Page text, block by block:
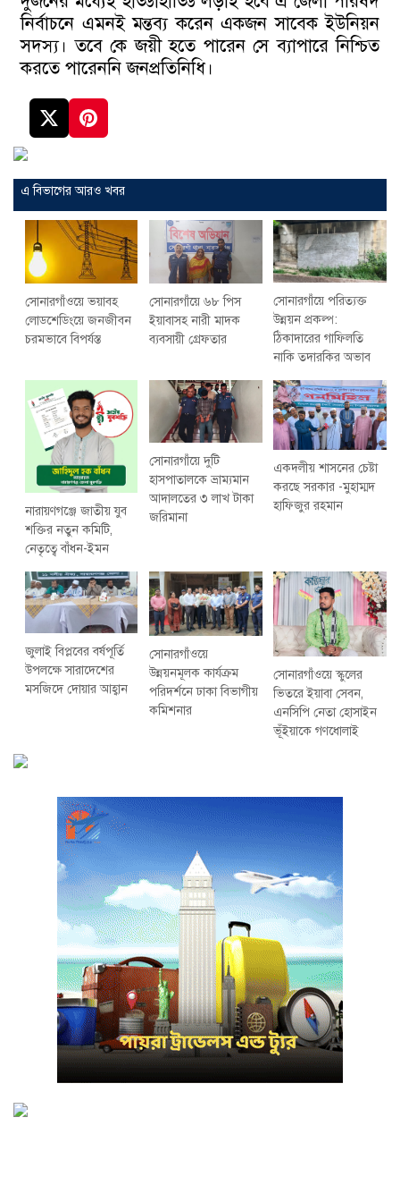
নির্বাচনে এমনই মন্তব্য করেন একজন সাবেক ইউনিয়ন
সদস্য। তবে কে জয়ী হতে পারেন সে ব্যাপারে নিশ্চিত
করতে পারেননি জনপ্রতিনিধি।
এ বিভাগের আরও খবর
সোনারগাঁওয়ে ভয়াবহ
লোডশেডিংয়ে জনজীবন
চরমভাবে বিপর্যস্ত
সোনারগাঁয়ে ৬৮ পিস
ইয়াবাসহ নারী মাদক
ব্যবসায়ী গ্রেফতার
সোনারগাঁয়ে পরিত্যক্ত
উন্নয়ন প্রকল্প:
ঠিকাদারের গাফিলতি
নাকি তদারকির অভাব
নারায়ণগঞ্জে জাতীয় যুব
শক্তির নতুন কমিটি,
নেতৃত্বে বাঁধন-ইমন
সোনারগাঁয়ে দুটি
হাসপাতালকে ভ্রাম্যমান
আদালতের ৩ লাখ টাকা
জরিমানা
একদলীয় শাসনের চেষ্টা
করছে সরকার -মুহাম্মদ
হাফিজুর রহমান
জুলাই বিপ্লবের বর্ষপূর্তি
উপলক্ষে সারাদেশের
মসজিদে দোয়ার আহ্বান
সোনারগাঁওয়ে
উন্নয়নমূলক কার্যক্রম
পরিদর্শনে ঢাকা বিভাগীয়
কমিশনার
সোনারগাঁওয়ে স্কুলের
ভিতরে ইয়াবা সেবন,
এনসিপি নেতা হোসাইন
ভূঁইয়াকে গণধোলাই